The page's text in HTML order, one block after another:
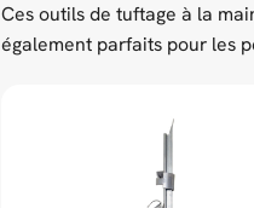
Ces outils de tuftage à la
également parfaits pour les